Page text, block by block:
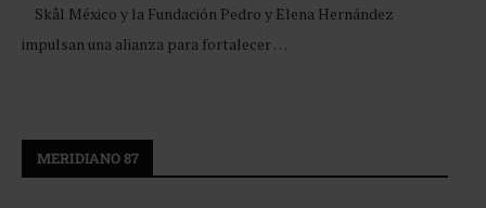
Skål México y la Fundación Pedro y Elena Hernández
impulsan una alianza para fortalecer …
MERIDIANO 87